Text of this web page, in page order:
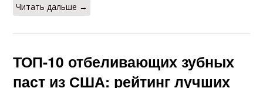
Читать дальше →
ТОП-10 отбеливающих зубных
паст из США: рейтинг лучших